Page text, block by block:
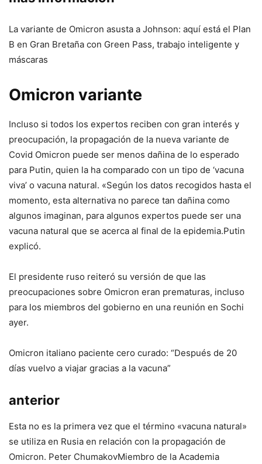
La variante de Omicron asusta a Johnson: aquí está el Plan
B en Gran Bretaña con Green Pass, trabajo inteligente y
máscaras
Omicron variante
Incluso si todos los expertos reciben con gran interés y
preocupación, la propagación de la nueva variante de
Covid Omicron puede ser menos dañina de lo esperado
para Putin, quien la ha comparado con un tipo de ‘vacuna
viva’ o vacuna natural. «Según los datos recogidos hasta el
momento, esta alternativa no parece tan dañina como
algunos imaginan, para algunos expertos puede ser una
vacuna natural que se acerca al final de la epidemia.Putin
explicó.
El presidente ruso reiteró su versión de que las
preocupaciones sobre Omicron eran prematuras, incluso
para los miembros del gobierno en una reunión en Sochi
ayer.
Omicron italiano paciente cero curado: “Después de 20
días vuelvo a viajar gracias a la vacuna”
anterior
Esta no es la primera vez que el término «vacuna natural»
se utiliza en Rusia en relación con la propagación de
Omicron. Peter ChumakovMiembro de la Academia